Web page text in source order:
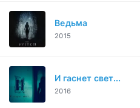
Ведьма
2015
И гаснет свет...
2016